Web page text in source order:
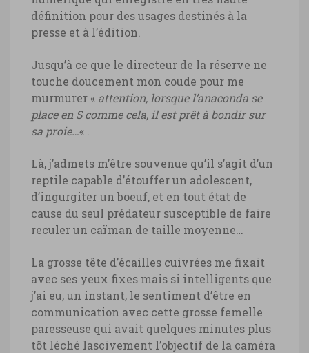
définition pour des usages destinés à la
presse et à l’édition.
Jusqu’à ce que le directeur de la réserve ne
touche doucement mon coude pour me
murmurer « attention, lorsque l’anaconda se
place en S comme cela, il est prêt à bondir sur
sa proie…« .
Là, j’admets m’être souvenue qu’il s’agit d’un
reptile capable d’étouffer un adolescent,
d’ingurgiter un boeuf, et en tout état de
cause du seul prédateur susceptible de faire
reculer un caïman de taille moyenne…
La grosse tête d’écailles cuivrées me fixait
avec ses yeux fixes mais si intelligents que
j’ai eu, un instant, le sentiment d’être en
communication avec cette grosse femelle
paresseuse qui avait quelques minutes plus
tôt léché lascivement l’objectif de la caméra